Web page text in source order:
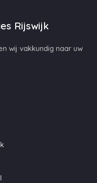
Rijswijk
wij vakkundig naar uw